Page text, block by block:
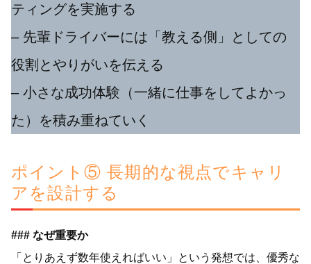
ティングを実施する
– 先輩ドライバーには「教える側」としての
役割とやりがいを伝える
– 小さな成功体験（一緒に仕事をしてよかっ
た）を積み重ねていく
ポイント⑤ 長期的な視点でキャリ
アを設計する
### なぜ重要か
「とりあえず数年使えればいい」という発想では、優秀な